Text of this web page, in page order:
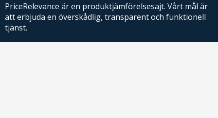
PriceRelevance är en produktjämförelsesajt. Vårt mål är
att erbjuda en överskådlig, transparent och funktionell
tjänst.
PriceRelevance ägs och drivs av AdRelevance Sverige AB.